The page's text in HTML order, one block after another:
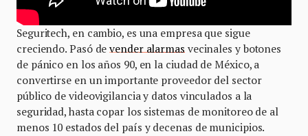
Seguritech, en cambio, es una empresa que sigue
creciendo. Pasó devender alarmas vecinales y botones
de pánico en los años 90, en la ciudad de México, a
convertirse en un importante proveedor del sector
público de videovigilancia y datos vinculados a la
seguridad, hasta copar los sistemas de monitoreo de al
menos 10 estados del país y decenas de municipios.